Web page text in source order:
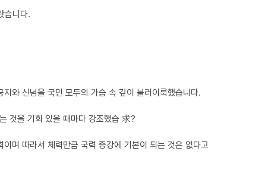
습니다.
와 신념을 국민 모두의 가슴 속 깊이 불러이룩했습니다.
것을 기회 있을 때마다 강조했습 求?
며 따라서 체력만큼 국력 증강에 기본이 되는 것은 없다고